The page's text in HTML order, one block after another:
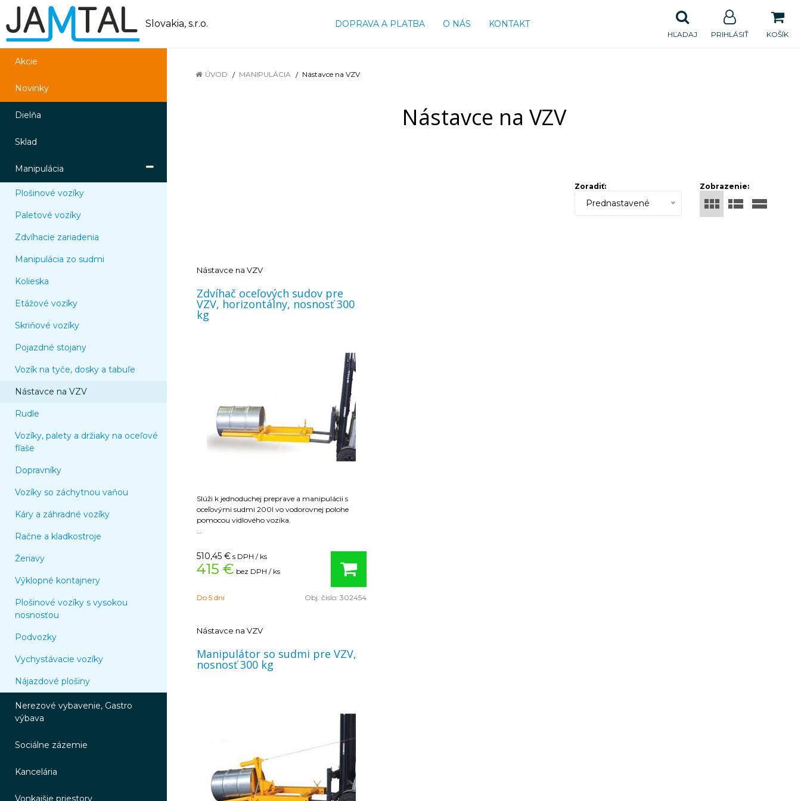
Slovakia, s.r.o. DOPRAVA A PLATBA O NÁS KONTAKT
KOŠÍK
PRIHLÁSIŤ
HĽADAJ
Akcie
Novinky
Dielňa
Sklad
Manipulácia
Plošinové vozíky
Paletové vozíky
Zdvíhacie zariadenia
Manipulácia zo sudmi
Kolieska
Etážové vozíky
Skriňové vozíky
Pojazdné stojany
Vozík na tyče, dosky a tabuľe
Nástavce na VZV
Rudle
Vozíky, palety a držiaky na oceľové
fľaše
Dopravníky
Vozíky so záchytnou vaňou
Káry a záhradné vozíky
Račne a kladkostroje
Žeriavy
Výklopné kontajnery
Plošinové vozíky s vysokou
nosnosťou
Podvozky
Vychystávacie vozíky
Nájazdové plošiny
Nerezové vybavenie, Gastro
výbava
Sociálne zázemie
Kancelária
Vonkajšie priestory
ÚVOD MANIPULÁCIA Nástavce na VZV
Nástavce na VZV
Zobrazenie:
Zoradiť:
Prednastavené
Nástavce na VZV
Zdvíhač oceľových sudov pre
VZV, horizontálny, nosnosť 300
kg
Slúži k jednoduchej preprave a manipulácii s
oceľovými sudmi 200l vo vodorovnej polohe
pomocou vidlového vozíka.
510,45 € s DPH / ks
415 € bez DPH / ks
Do 5 dní Obj. čislo: 302454
Nástavce na VZV
Manipulátor so sudmi pre VZV,
nosnosť 300 kg